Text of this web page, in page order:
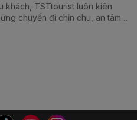
khách, TSTtourist luôn kiên
chuyến đi chỉn chu, an tâm
tuyến nội địa giàu bản sắc đến
tiêu chuẩn tổ chức cao, mỗi